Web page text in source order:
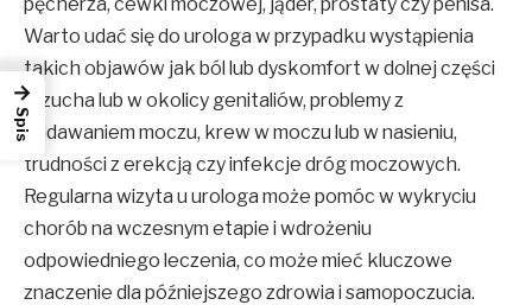
Warto udać się do urologa w przypadku wystąpienia
takich objawów jak ból lub dyskomfort w dolnej części
brzucha lub w okolicy genitaliów, problemy z
oddawaniem moczu, krew w moczu lub w nasieniu,
trudności z erekcją czy infekcje dróg moczowych.
Regularna wizyta u urologa może pomóc w wykryciu
chorób na wczesnym etapie i wdrożeniu
odpowiedniego leczenia, co może mieć kluczowe
znaczenie dla późniejszego zdrowia i samopoczucia.
→
Spis